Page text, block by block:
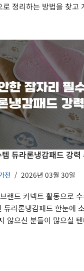
정리하는 방법을 찾고
듀라론냉감패드 강력
전 2026년 03월 30일
랜드 커넥트 활동으로
듀라론냉감패드 한눈에
않으신 분들이 많으실